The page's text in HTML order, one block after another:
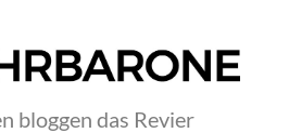
bloggen das Revier